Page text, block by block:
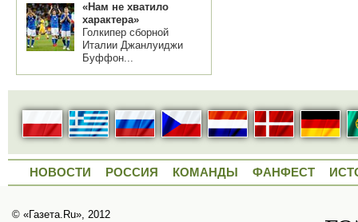
«Нам не хватило
характера»
Голкипер сборной
Италии Джанлуиджи
Буффон...
НОВОСТИ РОССИЯ КОМАНДЫ ФАНФЕСТ
© «Газета.Ru», 2012